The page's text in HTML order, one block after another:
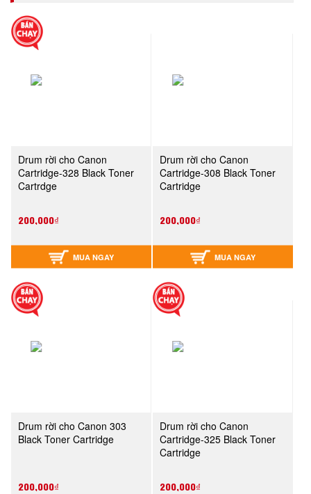
Drum rời cho Canon
Cartridge-328 Black Toner
Cartrdge
200,000₫
MUA NGAY
Drum rời cho Canon
Cartridge-308 Black Toner
Cartridge
200,000₫
MUA NGAY
Drum rời cho Canon 303
Black Toner Cartridge
200,000₫
Drum rời cho Canon
Cartridge-325 Black Toner
Cartridge
200,000₫